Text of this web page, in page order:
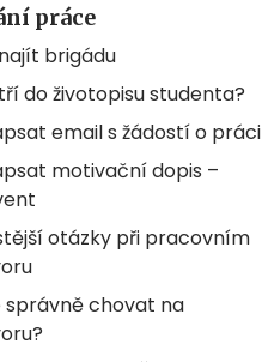
práce
brigádu
do životopisu studenta?
email s žádostí o práci
motivační dopis –
otázky při pracovním
správně chovat na